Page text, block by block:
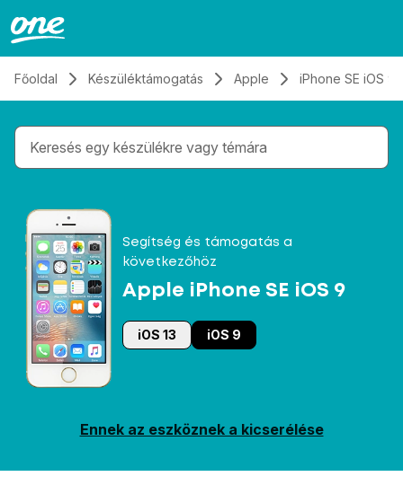
Főoldal Készüléktámogatás Apple iPhone SE iOS 9
Gépelés közben megjelennek a keresési
Segítség és támogatás a
következőhöz
Apple iPhone SE iOS 9
iOS 13 iOS 9
Ennek az eszköznek a kicserélése